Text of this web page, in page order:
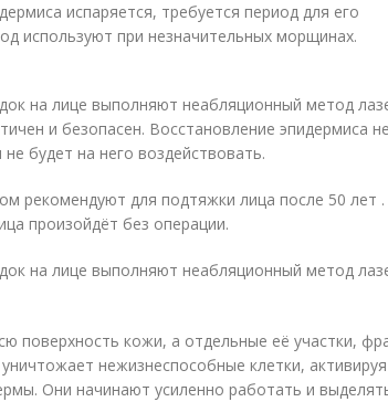
испаряется, требуется период для его
используют при незначительных морщинах.
на лице выполняют неабляционный метод
и безопасен. Восстановление эпидермиса не
будет на него воздействовать.
рекомендуют для подтяжки лица после 50 лет
произойдёт без операции.
на лице выполняют неабляционный метод
поверхность кожи, а отдельные её участки,
нежизнеспособные клетки,
Они начинают усиленно работать и